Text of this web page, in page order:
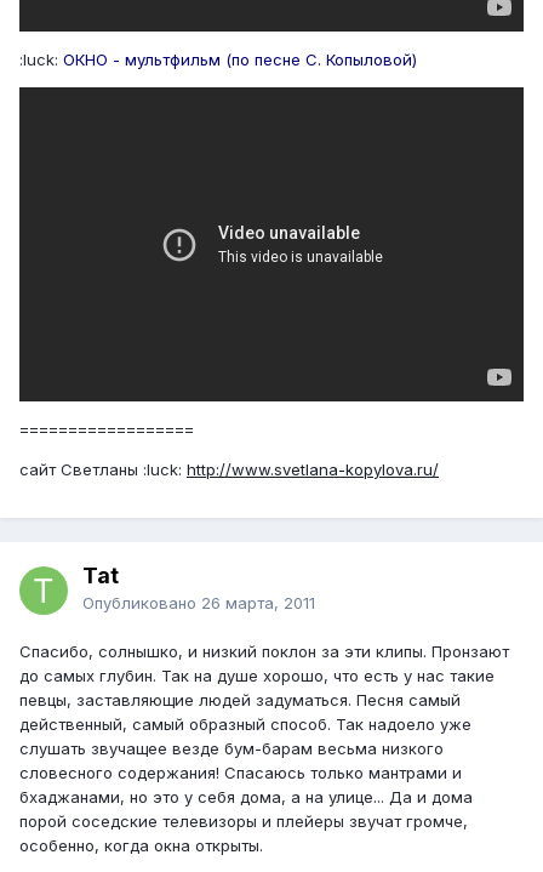
:luck: ОКНО - мультфильм (по песне С. Копыловой)
==================
сайт Светланы :luck: http://www.svetlana-kopylova.ru/
Tat
Опубликовано 26 марта, 2011
Спасибо, солнышко, и низкий поклон за эти клипы. Пронзают
до самых глубин. Так на душе хорошо, что есть у нас такие
певцы, заставляющие людей задуматься. Песня самый
действенный, самый образный способ. Так надоело уже
слушать звучащее везде бум-барам весьма низкого
словесного содержания! Спасаюсь только мантрами и
бхаджанами, но это у себя дома, а на улице... Да и дома
порой соседские телевизоры и плейеры звучат громче,
особенно, когда окна открыты.